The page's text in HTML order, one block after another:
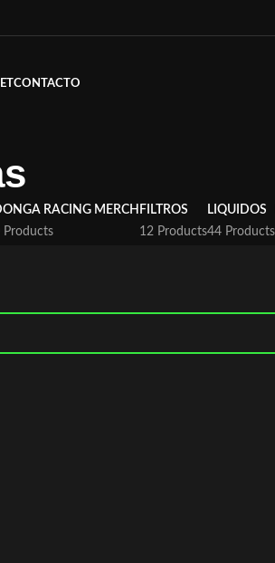
CONTACTO
RACING MERCH
Products
FILTROS
12 Products
LIQUIDOS
44 Products